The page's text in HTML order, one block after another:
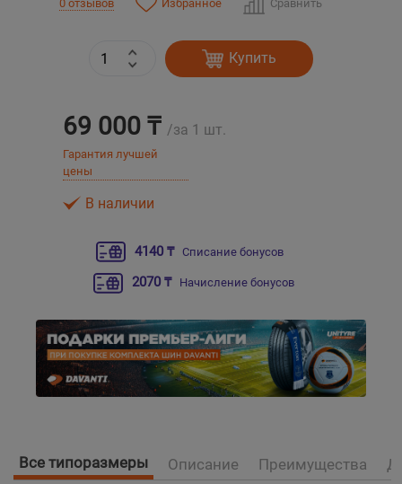
0 отзывов Избранное Сравнить
Купить
69 000 ₸ /за 1 шт.
Гарантия лучшей
цены
В наличии
4140 ₸ Списание бонусов
2070 ₸ Начисление бонусов
Все типоразмеры Описание Преимущества
Шымкент
Экибастуз